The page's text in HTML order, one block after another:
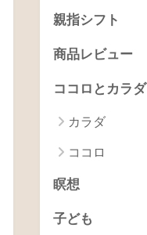
親指シフト
商品レビュー
ココロとカラダ
カラダ
ココロ
瞑想
子ども